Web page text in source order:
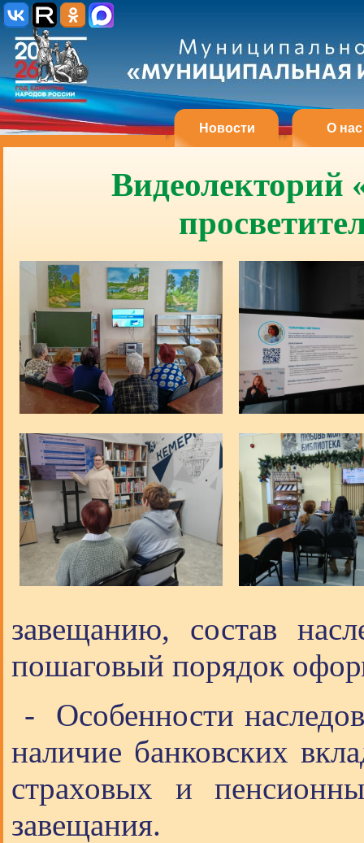
Новости О нас
Видеолекторий
завещанию, состав
пошаговый порядок
- Особенности
наличие банковских
страховых и
завещания.